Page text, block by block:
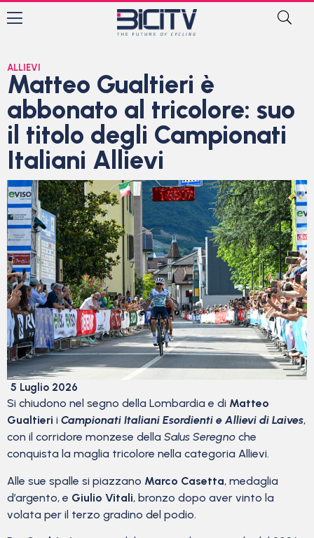
ALLIEVI
Matteo Gualtieri è
abbonato al tricolore: suo
il titolo degli Campionati
Italiani Allievi
5 Luglio 2026
Si chiudono nel segno della Lombardia e di Matteo
Gualtieri i Campionati Italiani Esordienti e Allievi di Laives,
con il corridore monzese della Salus Seregno che
conquista la maglia tricolore nella categoria Allievi.
Alle sue spalle si piazzano Marco Casetta, medaglia
d’argento, e Giulio Vitali, bronzo dopo aver vinto la
volata per il terzo gradino del podio.